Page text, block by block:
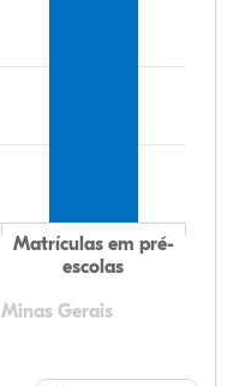
Minas Gerais
Matrículas em pré-
escolas